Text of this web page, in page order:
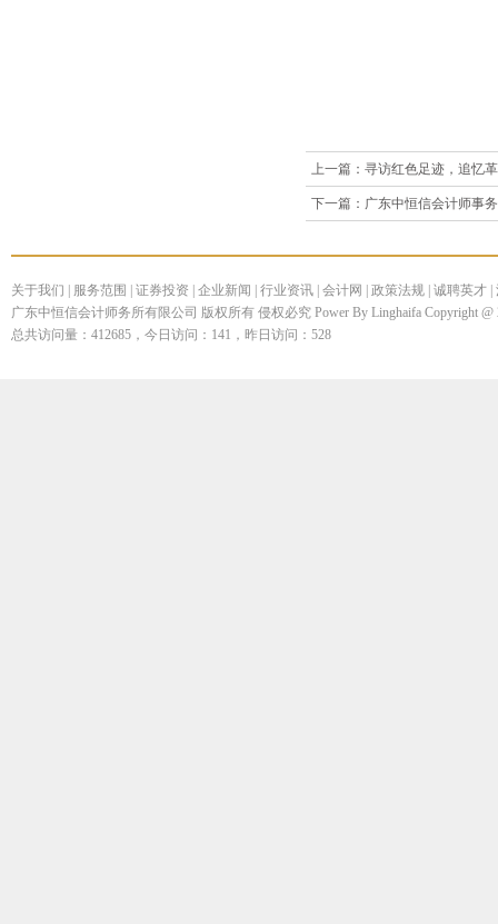
上一篇： 寻访红色足迹，追忆
下一篇： 广东中恒信会计师事
关于我们 服务范围 证券投资 企业新闻 行业资讯 会计网 政策法规 诚聘英才
广东中恒信会计师务所有限公司 版权所有 侵权必究 Power By Linghaifa Copyright
总共访问量：412685，今日访问：141，昨日访问：528